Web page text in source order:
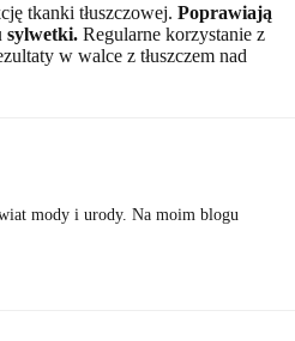
tkanki tłuszczowej. Poprawiają
sylwetki. Regularne korzystanie z
w walce z tłuszczem nad
mody i urody. Na moim blogu